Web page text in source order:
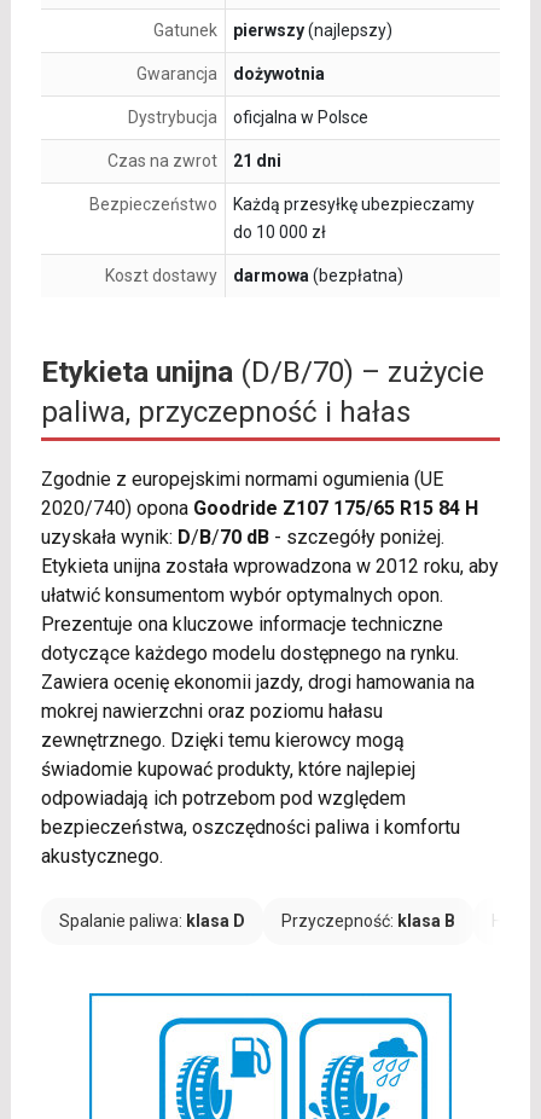
Gatunek pierwszy(najlepszy)
Gwarancja dożywotnia
Dystrybucja oficjalna w Polsce
Czas na zwrot 21 dni
Bezpieczeństwo
Każdą przesyłkę ubezpieczamy
do 10 000 zł
Koszt dostawy darmowa (bezpłatna)
Etykieta unijna(D/B/70) – zużycie
paliwa, przyczepność i hałas
Zgodnie z europejskimi normami ogumienia (UE
2020/740) opona Goodride Z107 175/65 R15 84 H
uzyskała wynik: D/B/70 dB- szczegóły poniżej.
Etykieta unijna została wprowadzona w 2012 roku, aby
ułatwić konsumentom wybór optymalnych opon.
Prezentuje ona kluczowe informacje techniczne
dotyczące każdego modelu dostępnego na rynku.
Zawiera ocenię ekonomii jazdy, drogi hamowania na
mokrej nawierzchni oraz poziomu hałasu
zewnętrznego. Dzięki temu kierowcy mogą
świadomie kupować produkty, które najlepiej
odpowiadają ich potrzebom pod względem
bezpieczeństwa, oszczędności paliwa i komfortu
akustycznego.
Spalanie paliwa: klasa D Przyczepność: klasa B